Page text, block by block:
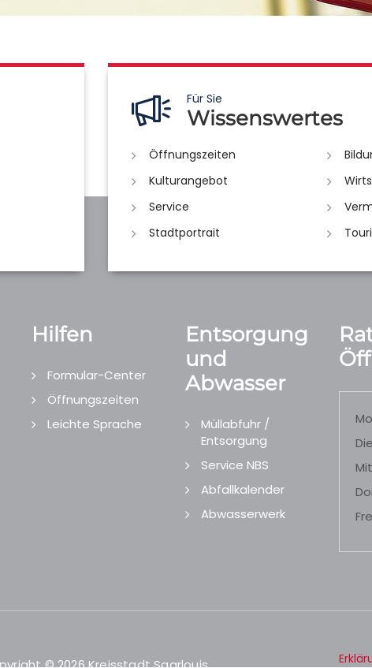
Für Sie
Wissenswertes
Öffnungszeiten
Kulturangebot
Service
Stadtportrait
Hilfen
Formular-Center
Öffnungszeiten
Leichte Sprache
Entsorgung
und
Abwasser
Müllabfuhr /
Entsorgung
Service NBS
Abfallkalender
Abwasserwerk
© 2026 Kreisstadt Saarlouis.